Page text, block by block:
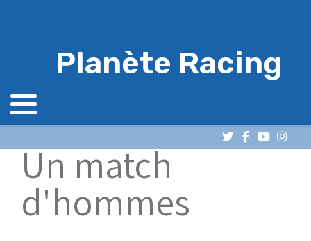
Planète Racing
Un match
d'hommes